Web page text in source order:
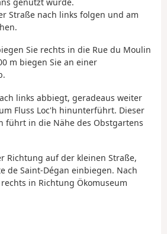
Straße nach links folgen und am
Sie rechts in die Rue du Moulin
m biegen Sie an einer
links abbiegt, geradeaus weiter
Fluss Loc'h hinunterführt. Dieser
führt in die Nähe des Obstgartens
Richtung auf der kleinen Straße,
de Saint-Dégan einbiegen. Nach
in Richtung Ökomuseum